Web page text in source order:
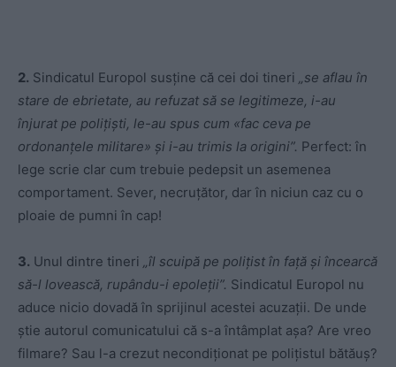
2. Sindicatul Europol susține că cei doi tineri „se aflau în
stare de ebrietate, au refuzat să se legitimeze, i-au
înjurat pe polițiști, le-au spus cum «fac ceva pe
ordonanțele militare» și i-au trimis la origini”. Perfect: în
lege scrie clar cum trebuie pedepsit un asemenea
comportament. Sever, necruțător, dar în niciun caz cu o
ploaie de pumni în cap!
3. Unul dintre tineri „îl scuipă pe polițist în față și încearcă
să-l lovească, rupându-i epoleții”. Sindicatul Europol nu
aduce nicio dovadă în sprijinul acestei acuzații. De unde
știe autorul comunicatului că s-a întâmplat așa? Are vreo
filmare? Sau l-a crezut necondiționat pe polițistul bătăuș?